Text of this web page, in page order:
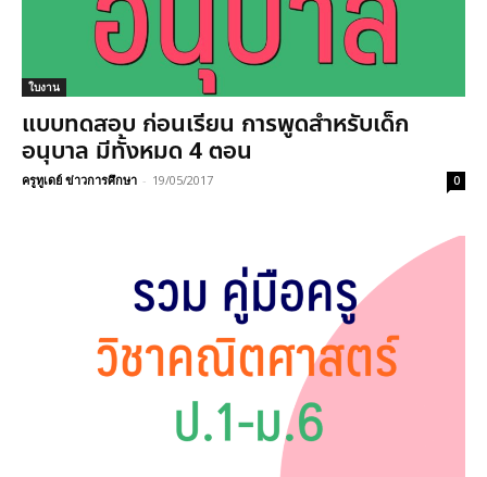
ใบงาน
แบบทดสอบ ก่อนเรียน การพูดสำหรับเด็ก
อนุบาล มีทั้งหมด 4 ตอน
ครูทูเดย์ ข่าวการศึกษา - 19/05/2017 0